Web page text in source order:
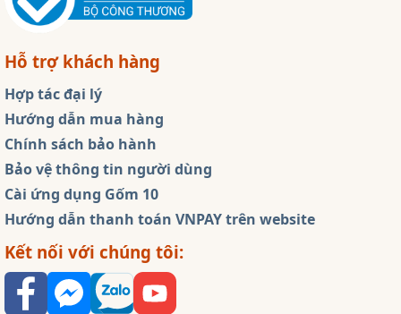
Hỗ trợ khách hàng
Hợp tác đại lý
Hướng dẫn mua hàng
Chính sách bảo hành
Bảo vệ thông tin người dùng
Cài ứng dụng Gốm 10
Hướng dẫn thanh toán VNPAY trên website
Kết nối với chúng tôi: